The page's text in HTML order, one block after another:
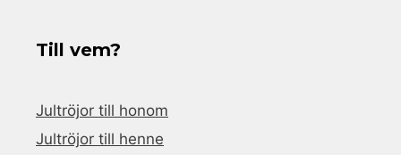
Till vem?
Jultröjor till honom
Jultröjor till henne